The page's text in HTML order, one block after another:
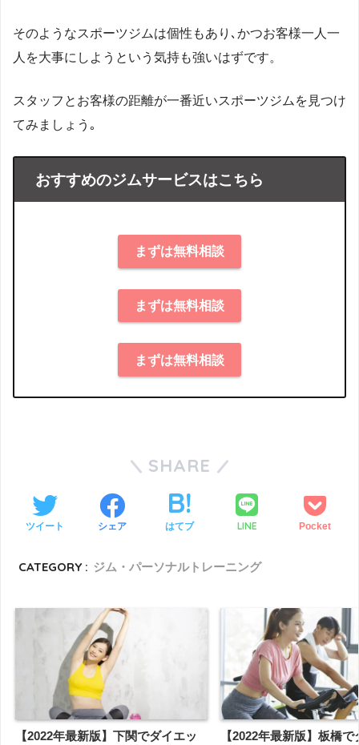
そのようなスポーツジムは個性もあり､かつお客様一人一
人を大事にしようという気持も強いはずです。
スタッフとお客様の距離が一番近いスポーツジムを見つけ
てみましょう｡
おすすめのジムサービスはこちら
まずは無料相談
まずは無料相談
まずは無料相談
SHARE
ツイート シェア はてブ LINE Pocket
CATEGORY : ジム・パーソナルトレーニング
【2022年最新版】下関でダイエッ
【2022年最新版】板橋